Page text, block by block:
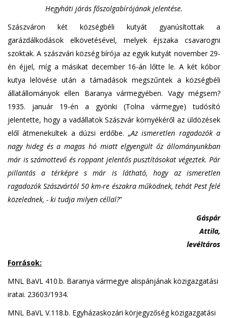
Hegyháti járás főszolgabírójának jelentése.
Szászváron két községbéli kutyát gyanúsítottak a
garázdálkodások elkövetésével, melyek éjszaka csavarogni
szoktak. A szászvári község bírója az egyik kutyát november 29-
én éjjel, míg a másikat december 16-án lőtte le. A két kóbor
kutya lelövése után a támadások megszűntek a községbéli
állatállományok ellen Baranya vármegyében. Vagy mégsem?
1935. január 19-én a gyönki (Tolna vármegye) tudósító
jelentette, hogy a vadállatok Szászvár környékéről az üldözések
elől átmenekültek a dúzsi erdőbe. „Az ismeretlen ragadozók a
nagy hideg és a magas hó miatt elgyengült őz állományunkban
már is számottevő és roppant jelentős pusztításokat végeztek. Pár
pillantás a térképre s már is látható, hogy az ismeretlen
ragadozók Szászvártól 50 km-re északra működnek, tehát Pest felé
közelednek, - ki tudja milyen céllal?”
Gáspár
Attila,
levéltáros
Források:
MNL BaVL 410.b. Baranya vármegye alispánjának közigazgatási
iratai. 23603/1934.
MNL BaVL V.118.b. Egyházaskozári körjegyzőség közigazgatási